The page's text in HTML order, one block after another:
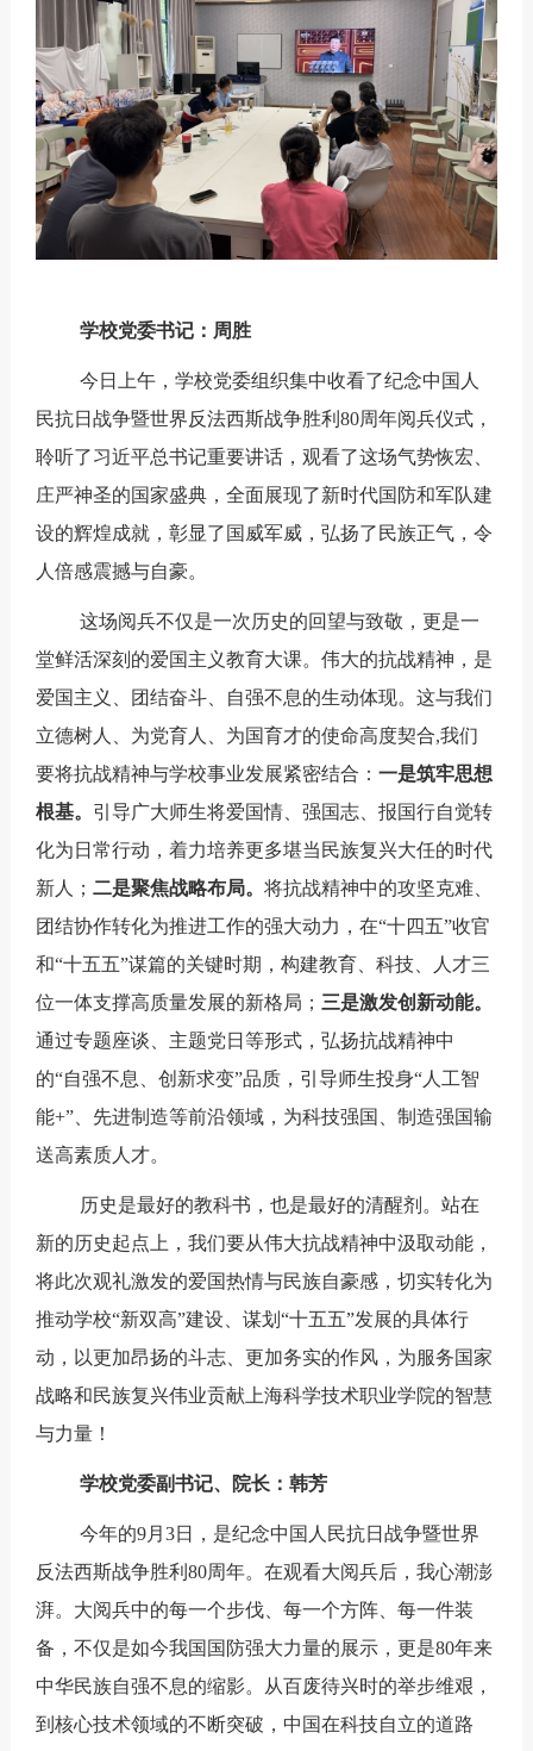
学校党委书记：周胜
今日上午，学校党委组织集中收看了纪念中国人
民抗日战争暨世界反法西斯战争胜利80周年阅兵仪式 ，
聆听了习近平总书记重要讲话，观看了这场气势恢宏、
庄严神圣的国家盛典，全面展现了新时代国防和军队建
设的辉煌成就，彰显了国威军威，弘扬了民族正气，令
人倍感震撼与自豪。
这场阅兵不仅是一次历史的回望与致敬，更是一
堂鲜活深刻的爱国主义教育大课。伟大的抗战精神，是
爱国主义、团结奋斗、自强不息的生动体现。这与我们
立德树人、为党育人、为国育才的使命高度契合,我们
要将抗战精神与学校事业发展紧密结合：一是筑牢思想
根基。 引导广大师生将爱国情、强国志、报国行自觉转
化为日常行动，着力培养更多堪当民族复兴大任的时代
新人
；二是聚焦战略布局。将抗战精神中的攻坚克难、
团结协作转化为推进工作的强大动力，在“十四五”收官
和“十五五”谋篇的关键时期，构建教育、科技、人才三
位一体支撑高质量发展的新格局 ； 三是激发创新动能。
通过专题座谈、主题党日等形式，弘扬抗战精神中
的“自强不息、创新求变”品质，引导师生投身“人工智
能+”、先进制造等前沿领域，为科技强国、制造强国输
送高素质人才。
历史是最好的教科书，也是最好的清醒剂。站在
新的历史起点上，我们要从伟大抗战精神中汲取动能，
将此次观礼激发的爱国热情与民族自豪感，切实转化为
推动学校“新双高”建设、谋划“十五五”发展的具体行
动，以更加昂扬的斗志、更加务实的作风，为服务国家
战略和民族复兴伟业贡献上海科学技术职业学院的智慧
与力量！
学校党委副书记、院长：韩芳
今年的9月3日，是纪念中国人民抗日战争暨世界
反法西斯战争胜利80周年。在观看大阅兵后，我心潮澎
湃。大阅兵中的每一个步伐、每一个方阵、每一件装
备，不仅是如今我国国防强大力量的展示，更是80年来
中华民族自强不息的缩影。从百废待兴时的举步维艰，
到核心技术领域的不断突破，中国在科技自立的道路